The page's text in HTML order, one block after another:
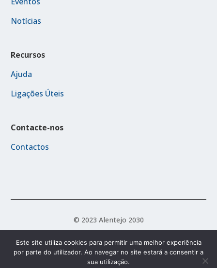
Notícias
Recursos
Ajuda
Ligações Úteis
Contacte-nos
Contactos
© 2023 Alentejo 2030
Política de Acessibilidade
Política de Privacidade
Este site utiliza cookies para permitir uma melhor experiência
por parte do utilizador. Ao navegar no site estará a consentir a
sua utilização.